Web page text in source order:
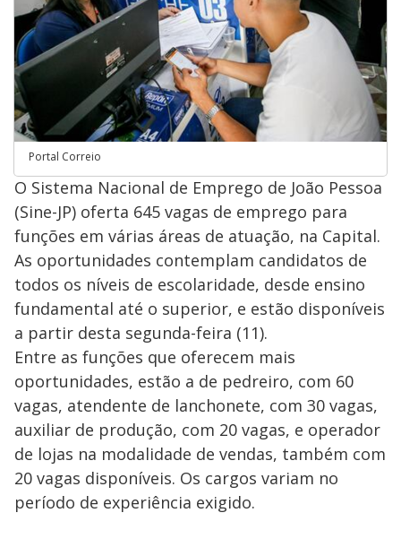
Portal Correio
O Sistema Nacional de Emprego de João Pessoa
(Sine-JP) oferta 645 vagas de emprego para
funções em várias áreas de atuação, na Capital.
As oportunidades contemplam candidatos de
todos os níveis de escolaridade, desde ensino
fundamental até o superior, e estão disponíveis
a partir desta segunda-feira (11).
Entre as funções que oferecem mais
oportunidades, estão a de pedreiro, com 60
vagas, atendente de lanchonete, com 30 vagas,
auxiliar de produção, com 20 vagas, e operador
de lojas na modalidade de vendas, também com
20 vagas disponíveis. Os cargos variam no
período de experiência exigido.